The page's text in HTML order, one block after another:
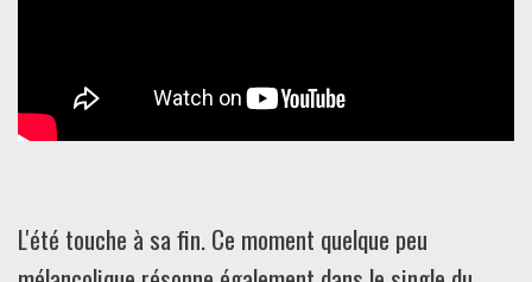
L'été touche à sa fin. Ce moment quelque peu